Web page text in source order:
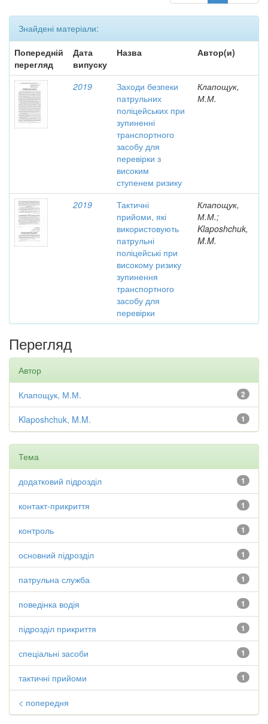
Знайдені матеріали:
Попередній
перегляд
Дата
випуску
Назва Автор(и)
2019
Заходи безпеки
патрульних
поліцейських при
зупиненні
транспортного
засобу для
перевірки з
високим
ступенем ризику
Клапощук,
М.М.
2019
Тактичні
прийоми, які
використовують
патрульні
поліцейські при
високому ризику
зупинення
транспортного
засобу для
перевірки
Клапощук,
М.М.;
Klaposhchuk,
M.M.
Перегляд
Автор
2
Клапощук, М.М.
1
Klaposhchuk, M.M.
Тема
1
додатковий підрозділ
1
контакт-прикриття
1
контроль
1
основний підрозділ
1
патрульна служба
1
поведінка водія
1
підрозділ прикриття
1
спеціальні засоби
1
тактичні прийоми
< попередня